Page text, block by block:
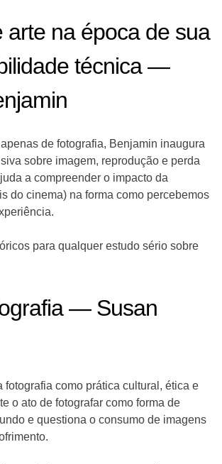
arte na época de sua
técnica —
de fotografia, Benjamin inaugura
sobre imagem, reprodução e perda
a compreender o impacto da
do cinema) na forma como percebemos
para qualquer estudo sério sobre
— Susan
fotografia como prática cultural, ética e
o ato de fotografar como forma de
e questiona o consumo de imagens